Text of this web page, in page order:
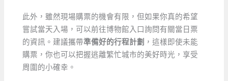
此外，雖然現場購票的機會有限，但如果你真的希望
嘗試當天入場，可以前往博物館入口詢問有關當日票
的資訊。建議攜帶準備好的行程計劃 ，這樣即使未能
購票，你也可以把握逃離繁忙城市的美好時光，享受
周圍的小確幸。